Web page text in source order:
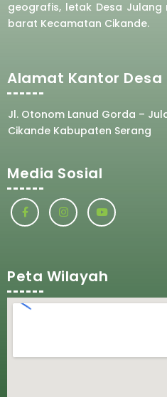
geografis, letak Desa
barat Kecamatan Cikande.
Alamat Kantor Desa
Jl. Otonom Lanud Gorda –
Cikande Kabupaten Serang
Media Sosial
Peta Wilayah